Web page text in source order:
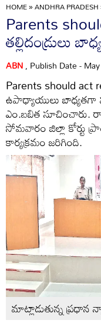
HOME»ANDHRA PRADESH
Parents
తల్లిదండ్రులు
ABN, Publish Date -
Parents should act
ఉపాధ్యాయులు
ఎం.బబిత సూచించారు.
సోమవారం జిల్లా కోర్టు
కార్యక్రమం జరిగింది.
మాట్లాడుతున్న ప్రధాన